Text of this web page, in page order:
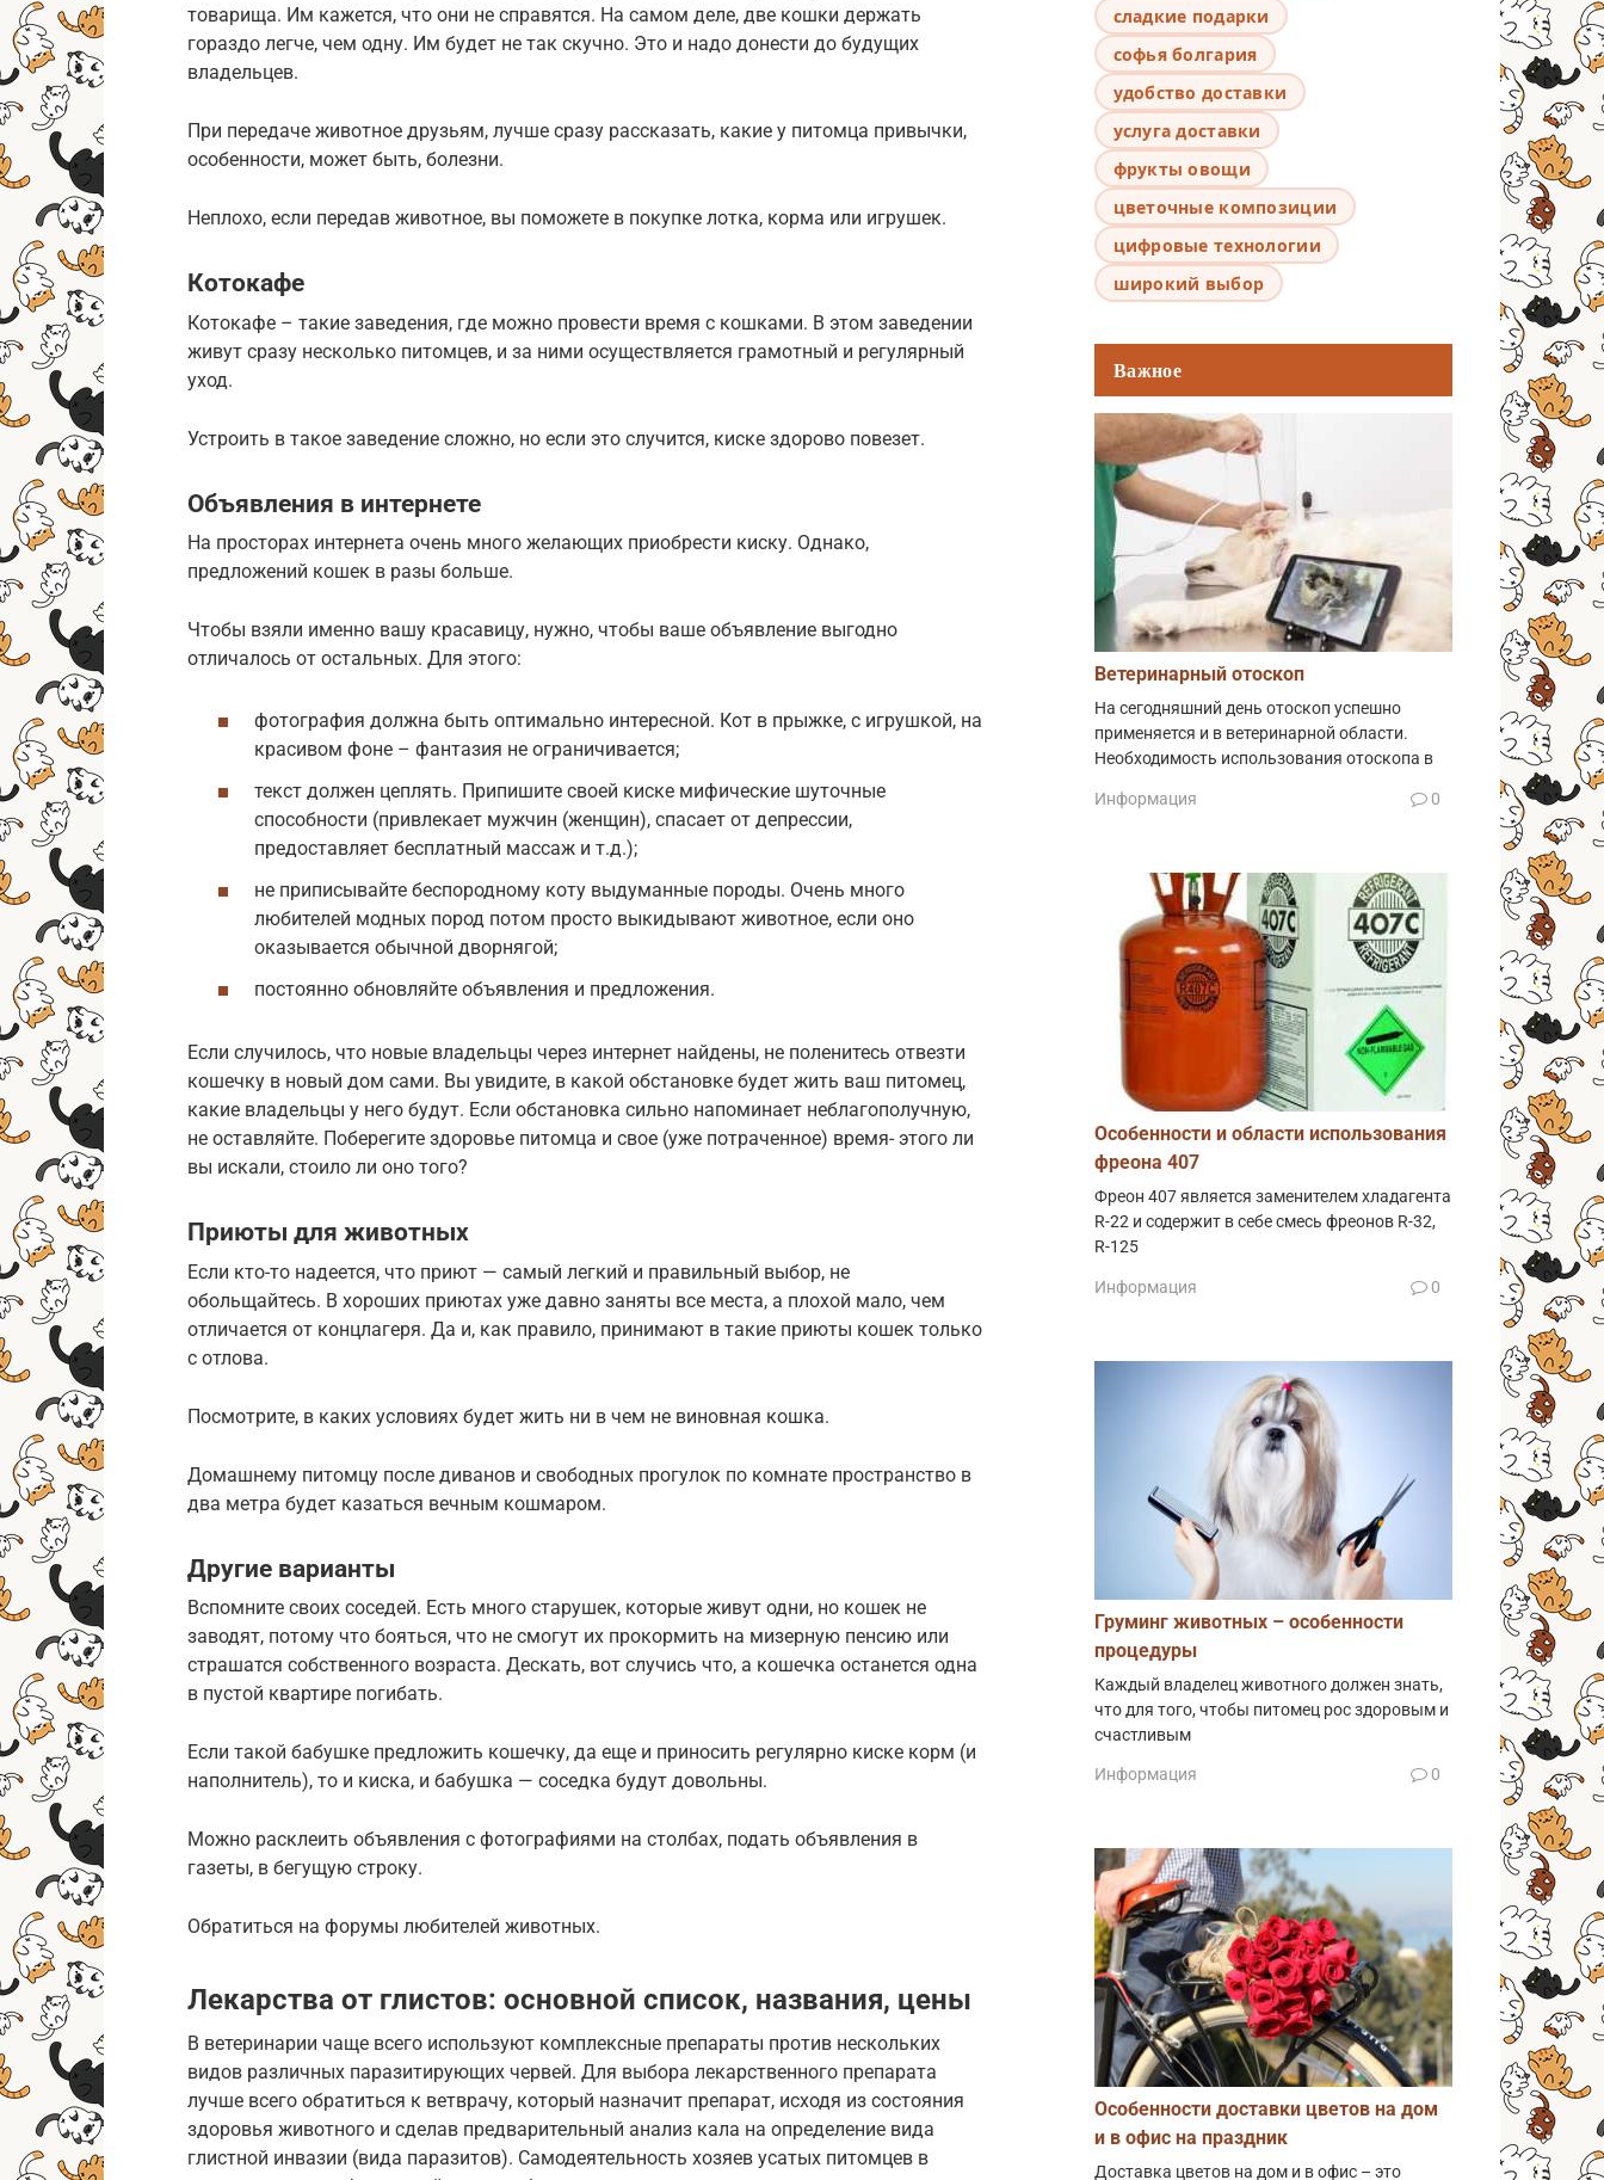
товарища. Им кажется, что они не справятся. На самом деле, две кошки держать
гораздо легче, чем одну. Им будет не так скучно. Это и надо донести до будущих
владельцев.
При передаче животное друзьям, лучше сразу рассказать, какие у питомца привычки,
особенности, может быть, болезни.
Неплохо, если передав животное, вы поможете в покупке лотка, корма или игрушек.
Котокафе
Котокафе – такие заведения, где можно провести время с кошками. В этом заведении
живут сразу несколько питомцев, и за ними осуществляется грамотный и регулярный
уход.
Устроить в такое заведение сложно, но если это случится, киске здорово повезет.
Объявления в интернете
На просторах интернета очень много желающих приобрести киску. Однако,
предложений кошек в разы больше.
Чтобы взяли именно вашу красавицу, нужно, чтобы ваше объявление выгодно
отличалось от остальных. Для этого:
фотография должна быть оптимально интересной. Кот в прыжке, с игрушкой, на
красивом фоне – фантазия не ограничивается;
текст должен цеплять. Припишите своей киске мифические шуточные
способности (привлекает мужчин (женщин), спасает от депрессии,
предоставляет бесплатный массаж и т.д.);
не приписывайте беспородному коту выдуманные породы. Очень много
любителей модных пород потом просто выкидывают животное, если оно
оказывается обычной дворнягой;
постоянно обновляйте объявления и предложения.
Если случилось, что новые владельцы через интернет найдены, не поленитесь отвезти
кошечку в новый дом сами. Вы увидите, в какой обстановке будет жить ваш питомец,
какие владельцы у него будут. Если обстановка сильно напоминает неблагополучную,
не оставляйте. Поберегите здоровье питомца и свое (уже потраченное) время- этого ли
вы искали, стоило ли оно того?
Приюты для животных
Если кто-то надеется, что приют — самый легкий и правильный выбор, не
обольщайтесь. В хороших приютах уже давно заняты все места, а плохой мало, чем
отличается от концлагеря. Да и, как правило, принимают в такие приюты кошек только
с отлова.
Посмотрите, в каких условиях будет жить ни в чем не виновная кошка.
Домашнему питомцу после диванов и свободных прогулок по комнате пространство в
два метра будет казаться вечным кошмаром.
Другие варианты
Вспомните своих соседей. Есть много старушек, которые живут одни, но кошек не
заводят, потому что бояться, что не смогут их прокормить на мизерную пенсию или
страшатся собственного возраста. Дескать, вот случись что, а кошечка останется одна
в пустой квартире погибать.
Если такой бабушке предложить кошечку, да еще и приносить регулярно киске корм (и
наполнитель), то и киска, и бабушка — соседка будут довольны.
Можно расклеить объявления с фотографиями на столбах, подать объявления в
газеты, в бегущую строку.
Обратиться на форумы любителей животных.
Лекарства от глистов: основной список, названия, цены
В ветеринарии чаще всего используют комплексные препараты против нескольких
видов различных паразитирующих червей. Для выбора лекарственного препарата
лучше всего обратиться к ветврачу, который назначит препарат, исходя из состояния
здоровья животного и сделав предварительный анализ кала на определение вида
глистной инвазии (вида паразитов). Самодеятельность хозяев усатых питомцев в
сладкие подарки
софья болгария
удобство доставки
услуга доставки
фрукты овощи
цветочные композиции
цифровые технологии
широкий выбор
Важное
Ветеринарный отоскоп
На сегодняшний день отоскоп успешно
применяется и в ветеринарной области.
Необходимость использования отоскопа в
Информация 0
Особенности и области использования
фреона 407
Фреон 407 является заменителем хладагента
R-22 и содержит в себе смесь фреонов R-32,
R-125
Информация 0
Груминг животных – особенности
процедуры
Каждый владелец животного должен знать,
что для того, чтобы питомец рос здоровым и
счастливым
Информация 0
Особенности доставки цветов на дом
и в офис на праздник
Доставка цветов на дом и в офис – это